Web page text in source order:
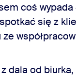
coś
się z
dala od